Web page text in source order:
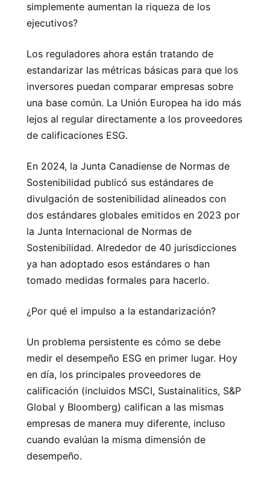
simplemente aumentan la riqueza de los
ejecutivos?
Los reguladores ahora están tratando de
estandarizar las métricas básicas para que los
inversores puedan comparar empresas sobre
una base común. La Unión Europea ha ido más
lejos al regular directamente a los proveedores
de calificaciones ESG.
En 2024, la Junta Canadiense de Normas de
Sostenibilidad publicó sus estándares de
divulgación de sostenibilidad alineados con
dos estándares globales emitidos en 2023 por
la Junta Internacional de Normas de
Sostenibilidad. Alrededor de 40 jurisdicciones
ya han adoptado esos estándares o han
tomado medidas formales para hacerlo.
¿Por qué el impulso a la estandarización?
Un problema persistente es cómo se debe
medir el desempeño ESG en primer lugar. Hoy
en día, los principales proveedores de
calificación (incluidos MSCI, Sustainalitics, S&P
Global y Bloomberg) califican a las mismas
empresas de manera muy diferente, incluso
cuando evalúan la misma dimensión de
desempeño.